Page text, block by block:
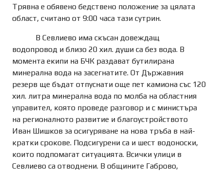
Трявна е обявено бедствено положение за цялата
област, считано от 9:00 часа тази сутрин.
В Севлиево има скъсан довеждащ
водопровод и близо 20 хил. души са без вода. В
момента екипи на БЧК раздават бутилирана
минерална вода на засегнатите. От Държавния
резерв ще бъдат отпуснати още пет камиона със 120
хил. литра минерална вода по молба на областния
управител, която проведе разговор и с министъра
на регионалното развитие и благоустройството
Иван Шишков за осигуряване на нова тръба в най-
кратки срокове. Подсигурени са и шест водоноски,
които подпомагат ситуацията. Всички улици в
Севлиево са отводнени. В общините Габрово,